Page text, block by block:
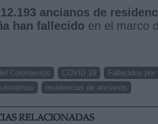
ancianos de
han fallecido en el marco
Coronavirus COVID 19
Fallecidos por
residencias de ancianos
RELACIONADAS